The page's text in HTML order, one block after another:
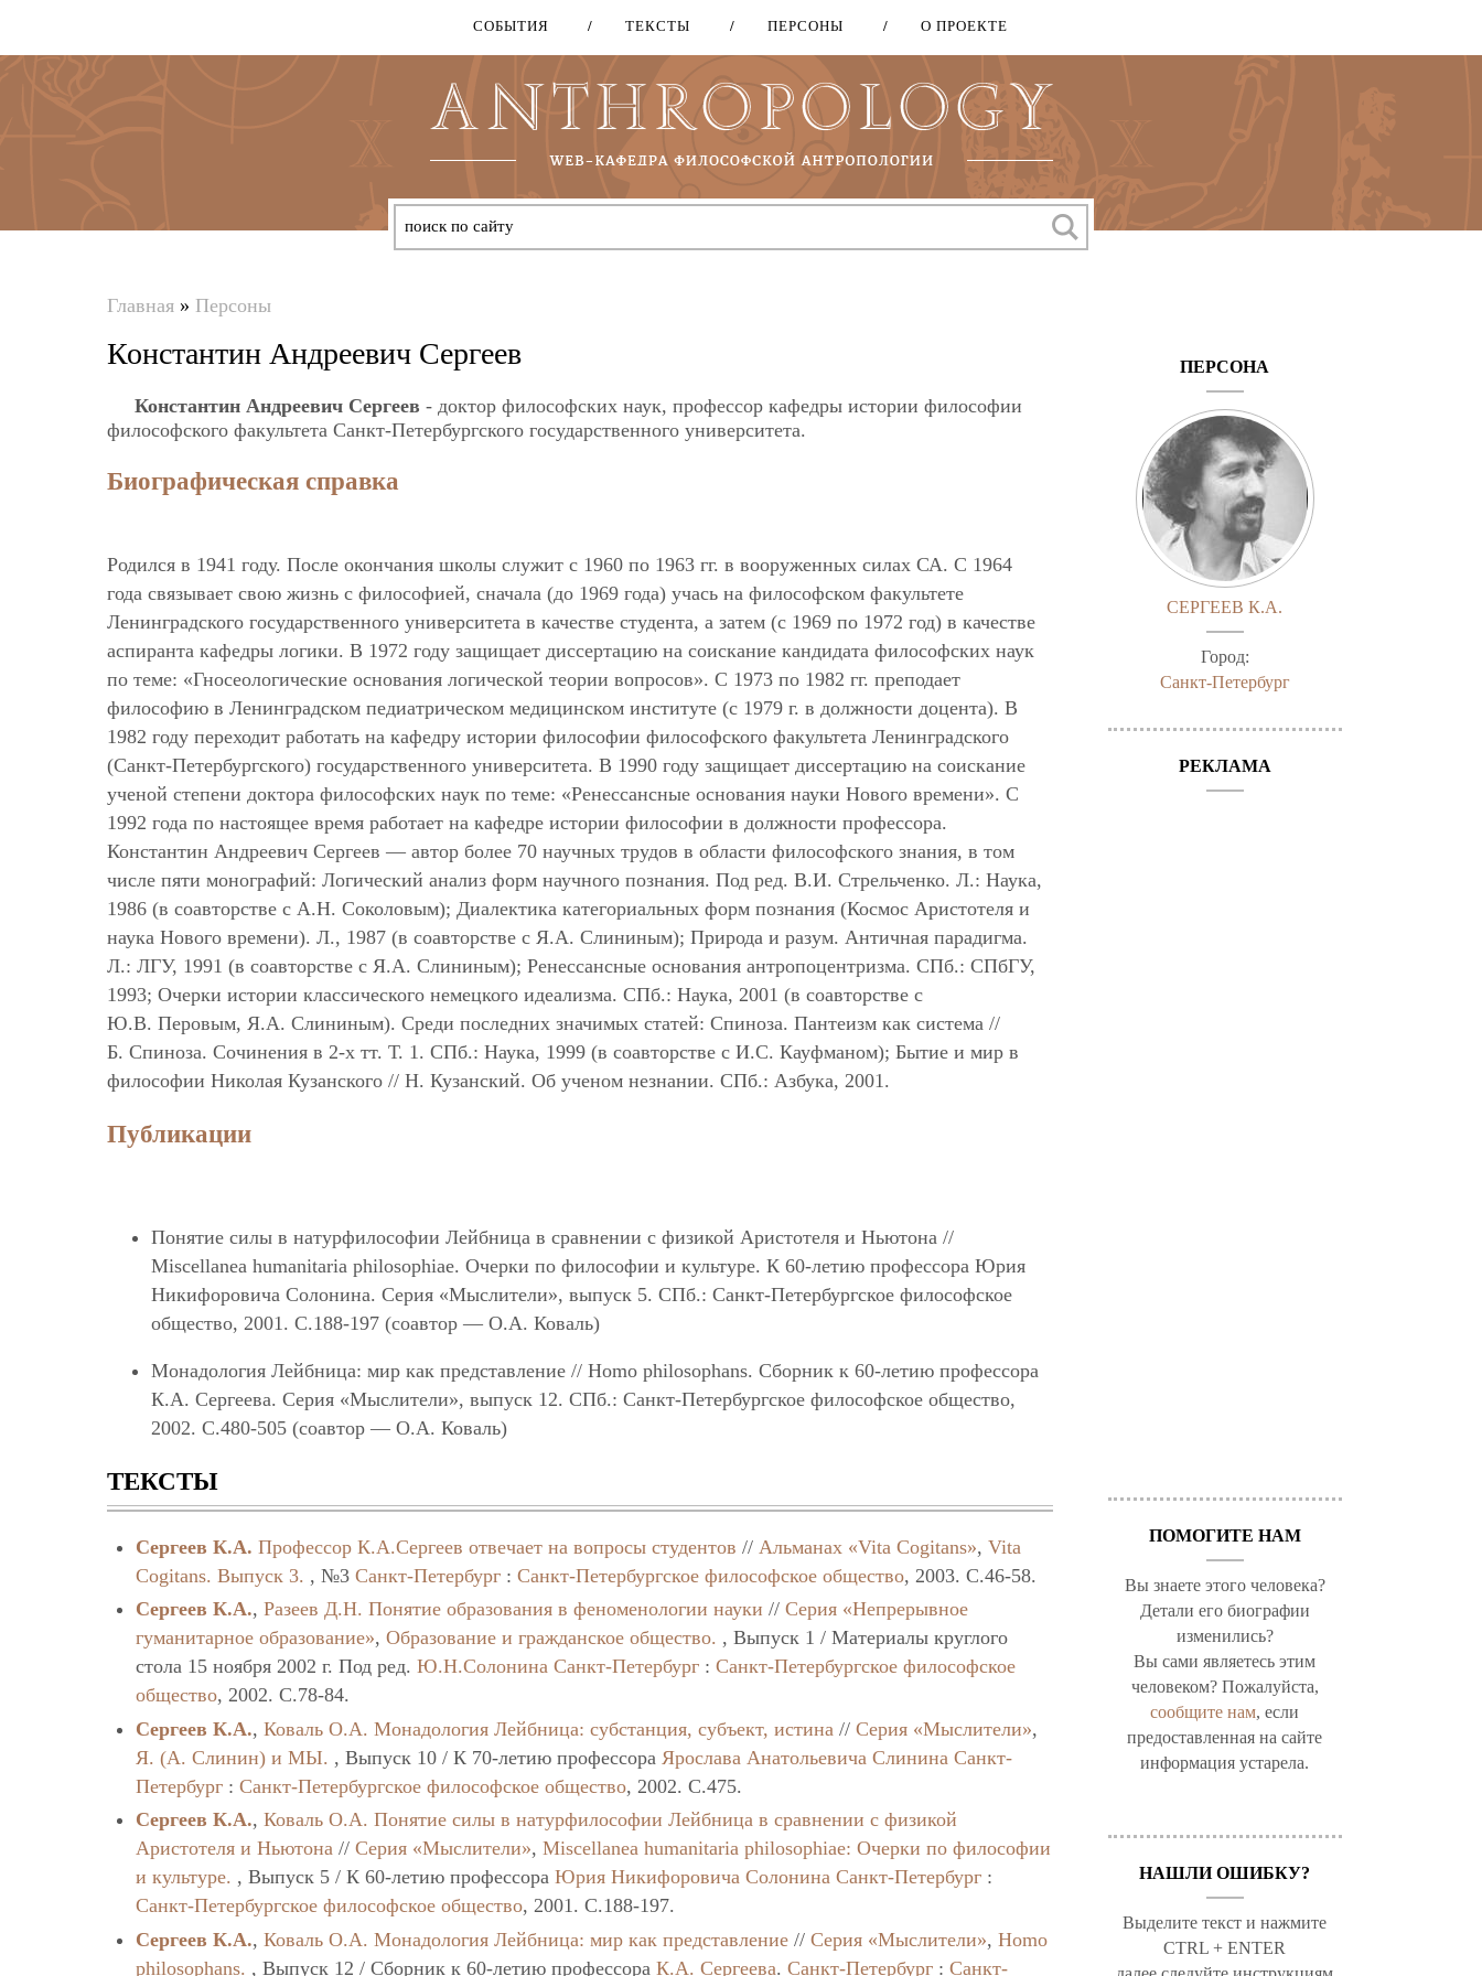
Перейти
основному
содержанию
СОБЫТИЯ ТЕКСТЫ ПЕРСОНЫ О ПРОЕКТЕ
здесь
Главная » Персоны
Константин Андреевич Сергеев
Константин Андреевич Сергеев - доктор философских наук, профессор кафедры истории философии
философского факультета Санкт-Петербургского государственного университета.
Биографическая справка
Родился в 1941 году. После окончания школы служит с 1960 по 1963 гг. в вооруженных силах СА. С 1964
года связывает свою жизнь с философией, сначала (до 1969 года) учась на философском факультете
Ленинградского государственного университета в качестве студента, а затем (с 1969 по 1972 год) в качестве
аспиранта кафедры логики. В 1972 году защищает диссертацию на соискание кандидата философских наук
по теме: «Гносеологические основания логической теории вопросов». С 1973 по 1982 гг. преподает
философию в Ленинградском педиатрическом медицинском институте (с 1979 г. в должности доцента). В
1982 году переходит работать на кафедру истории философии философского факультета Ленинградского
(Санкт-Петербургского) государственного университета. В 1990 году защищает диссертацию на соискание
ученой степени доктора философских наук по теме: «Ренессансные основания науки Нового времени». С
1992 года по настоящее время работает на кафедре истории философии в должности профессора.
Константин Андреевич Сергеев — автор более 70 научных трудов в области философского знания, в том
числе пяти монографий: Логический анализ форм научного познания. Под ред. В.И. Стрельченко. Л.: Наука,
1986 (в соавторстве с А.Н. Соколовым); Диалектика категориальных форм познания (Космос Аристотеля и
наука Нового времени). Л., 1987 (в соавторстве с Я.А. Слининым); Природа и разум. Античная парадигма.
Л.: ЛГУ, 1991 (в соавторстве с Я.А. Слининым); Ренессансные основания антропоцентризма. СПб.: СПбГУ,
1993; Очерки истории классического немецкого идеализма. СПб.: Наука, 2001 (в соавторстве с
Ю.В. Перовым, Я.А. Слининым). Среди последних значимых статей: Спиноза. Пантеизм как система //
Б. Спиноза. Сочинения в 2-х тт. Т. 1. СПб.: Наука, 1999 (в соавторстве с И.С. Кауфманом); Бытие и мир в
философии Николая Кузанского // Н. Кузанский. Об ученом незнании. СПб.: Азбука, 2001.
Публикации
Понятие силы в натурфилософии Лейбница в сравнении с физикой Аристотеля и Ньютона //
Miscellanea humanitaria philosоphiae. Очерки по философии и культуре. К 60-летию профессора Юрия
Никифоровича Солонина. Серия «Мыслители», выпуск 5. СПб.: Санкт-Петербургское философское
общество, 2001. С.188-197 (соавтор — О.А. Коваль)
Монадология Лейбница: мир как представление // Homo philosophans. Сборник к 60-летию профессора
К.А. Сергеева. Серия «Мыслители», выпуск 12. СПб.: Санкт-Петербургское философское общество,
2002. С.480-505 (соавтор — О.А. Коваль)
ТЕКСТЫ
Сергеев К.А. Профессор К.А.Сергеев отвечает на вопросы студентов //Альманах «Vita Cogitans»,Vita
Cogitans. Выпуск 3. , №3Санкт-Петербург :Санкт-Петербургское философское общество, 2003. C.46-58.
Сергеев К.А.,Разеев Д.Н. Понятие образования в феноменологии науки //Серия «Непрерывное
гуманитарное образование»,Образование и гражданское общество. , Выпуск 1 / Материалы круглого
стола 15 ноября 2002 г. Под ред.Ю.Н.Солонина Санкт-Петербург :Санкт-Петербургское философское
общество, 2002. C.78-84.
Сергеев К.А.,Коваль О.А. Монадология Лейбница: субстанция, субъект, истина //Серия «Мыслители»,
Я. (А. Слинин) и МЫ. , Выпуск 10 / К 70-летию профессора Ярослава Анатольевича Слинина Санкт-
Петербург :Санкт-Петербургское философское общество, 2002. C.475.
Сергеев К.А.,Коваль О.А. Понятие силы в натурфилософии Лейбница в сравнении с физикой
Аристотеля и Ньютона //Серия «Мыслители»,Miscellanea humanitaria philosоphiae: Очерки по философии
и культуре. , Выпуск 5 / К 60-летию профессораЮрия Никифоровича Солонина Санкт-Петербург :
Санкт-Петербургское философское общество, 2001. C.188-197.
Сергеев К.А.,Коваль О.А. Монадология Лейбница: мир как представление //Серия «Мыслители»,Homo
philosophans. , Выпуск 12 / Сборник к 60-летию профессораК.А. Сергеева.Санкт-Петербург :Санкт-
ПЕРСОНА
СЕРГЕЕВ К.А.
Город:
Санкт-Петербург
РЕКЛАМА
ПОМОГИТЕ НАМ
Вы знаете этого человека?
Детали его биографии
изменились?
Вы сами являетесь этим
человеком? Пожалуйста,
сообщите нам, если
предоставленная на сайте
информация устарела.
НАШЛИ ОШИБКУ?
Выделите текст и нажмите
CTRL + ENTER